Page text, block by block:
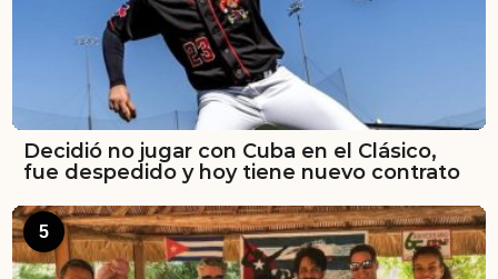
Decidió no jugar con Cuba en el Clásico,
fue despedido y hoy tiene nuevo contrato
5